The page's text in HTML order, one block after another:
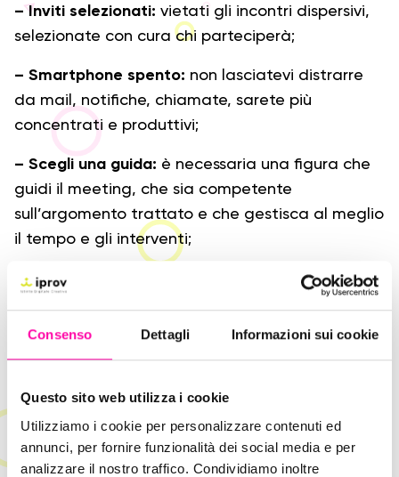
Consenso Dettagli Informazioni sui cookie
Questo sito web utilizza i cookie
Utilizziamo i cookie per personalizzare contenuti ed
annunci, per fornire funzionalità dei social media e per
analizzare il nostro traffico. Condividiamo inoltre
– Inviti selezionati: vietati gli incontri dispersivi,
selezionate con cura chi parteciperà;
– Smartphone spento: non lasciatevi distrarre
da mail, notifiche, chiamate, sarete più
concentrati e produttivi;
– Scegli una guida: è necessaria una figura che
guidi il meeting, che sia competente
sull’argomento trattato e che gestisca al meglio
il tempo e gli interventi;
– Essere performanti
: sfrutta gli ultimi 10 minuti
tematiche emerse.
un’ora. Passati i 60 minuti, la concentrazione
diminuisce, si tende a distrarsi, a divagare e,
inevitabilmente, si perde tempo.